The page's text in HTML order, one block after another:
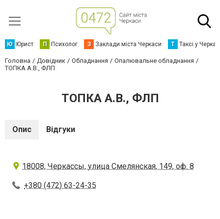
Ю Юрист П Психолог З Заклади міста Черкаси Т Таксі у
Головна Довідник Обладнання
Опалювальне обладнання
ТОПКА А.В., ФЛП
ТОПКА А.В., ФЛП
Опис Відгуки
18008, Черкассы, улица Смелянская, 149, оф. 8
+380 (472) 63-24-35